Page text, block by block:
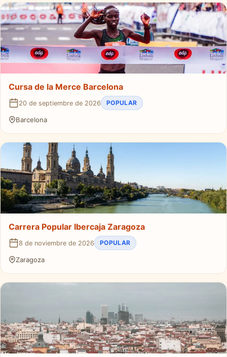
Cursa de la Merce Barcelona
20 de septiembre de 2026 POPULAR
Barcelona
Carrera Popular Ibercaja Zaragoza
8 de noviembre de 2026 POPULAR
Zaragoza